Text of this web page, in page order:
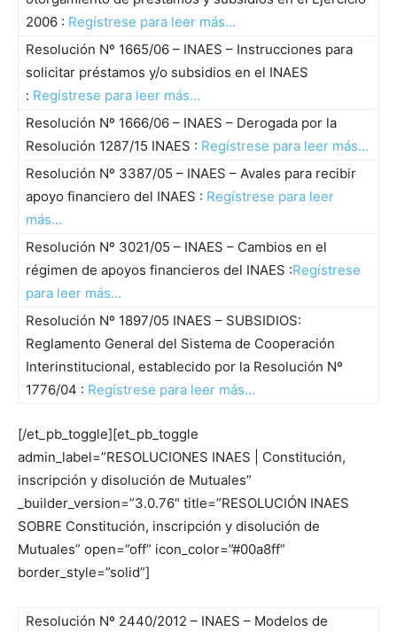
2006 : Regístrese para leer más…
Resolución Nº 1665/06 – INAES – Instrucciones para
solicitar préstamos y/o subsidios en el INAES
: Regístrese para leer más…
Resolución Nº 1666/06 – INAES – Derogada por la
Resolución 1287/15 INAES : Regístrese para leer más…
Resolución Nº 3387/05 – INAES – Avales para recibir
apoyo financiero del INAES : Regístrese para leer
más…
Resolución Nº 3021/05 – INAES – Cambios en el
régimen de apoyos financieros del INAES :Regístrese
para leer más…
Resolución Nº 1897/05 INAES – SUBSIDIOS:
Reglamento General del Sistema de Cooperación
Interinstitucional, establecido por la Resolución Nº
1776/04 : Regístrese para leer más…
[/et_pb_toggle][et_pb_toggle
admin_label=”RESOLUCIONES INAES | Constitución,
inscripción y disolución de Mutuales”
_builder_version=”3.0.76″ title=”RESOLUCIÓN INAES
SOBRE Constitución, inscripción y disolución de
Mutuales” open=”off” icon_color=”#00a8ff”
border_style=”solid”]
Resolución Nº 2440/2012 – INAES – Modelos de